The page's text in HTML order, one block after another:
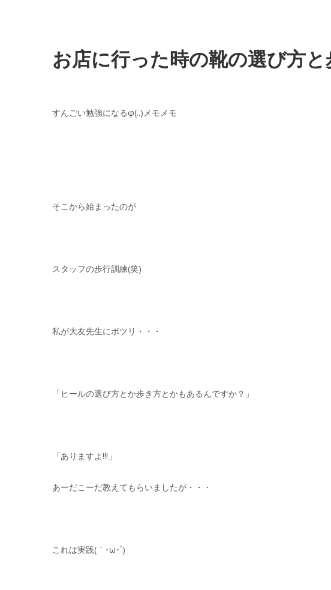
お店に行った時の靴の選び方
すんごい勉強になるφ(..)メモメモ
そこから始まったのが
スタッフの歩行訓練(笑)
私が大友先生にポツリ・・・
「ヒールの選び方とか歩き方とかもあるんですか？」
「ありますよ!!!」
あーだこーだ教えてもらいましたが・・・
これは実践(｀･ω･´)